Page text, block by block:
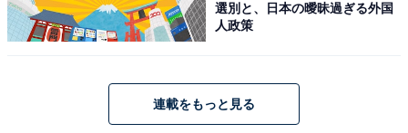
選別と、日本の曖昧過ぎる外国
人政策
連載をもっと見る